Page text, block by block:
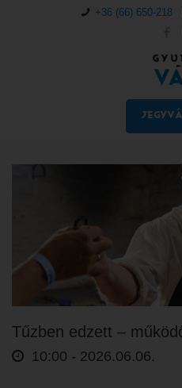
+36 (66) 650-218
Tűzben edzett –
10:00 - 2026.06.06.